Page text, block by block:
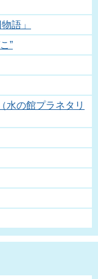
語」
”
の館プラネタリ